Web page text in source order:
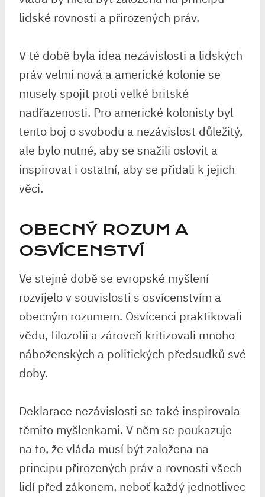
lidské rovnosti a přirozených práv.
V té době byla idea nezávislosti a lidských
práv velmi nová a americké kolonie se
musely spojit proti velké britské
nadřazenosti. Pro americké kolonisty byl
tento boj o svobodu a nezávislost důležitý,
ale bylo nutné, aby se snažili oslovit a
inspirovat i ostatní, aby se přidali k jejich
věci.
OBECNÝ ROZUM A
OSVÍCENSTVÍ
Ve stejné době se evropské myšlení
rozvíjelo v souvislosti s osvícenstvím a
obecným rozumem. Osvícenci praktikovali
vědu, filozofii a zároveň kritizovali mnoho
náboženských a politických předsudků své
doby.
Deklarace nezávislosti se také inspirovala
těmito myšlenkami. V něm se poukazuje
na to, že vláda musí být založena na
principu přirozených práv a rovnosti všech
lidí před zákonem, neboť každý jednotlivec